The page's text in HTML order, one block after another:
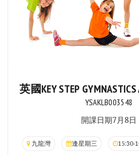
英國KEY STEP
YSAKLB003548
開課日期7月8日
九龍灣 逢星期三 15:30-